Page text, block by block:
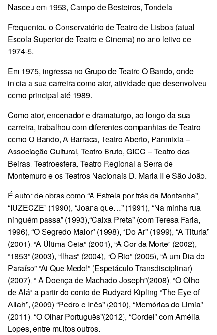
Nasceu em 1953, Campo de Besteiros, Tondela
Frequentou o Conservatório de Teatro de Lisboa (atual
Escola Superior de Teatro e Cinema) no ano letivo de
1974-5.
Em 1975, ingressa no Grupo de Teatro O Bando, onde
inicia a sua carreira como ator, atividade que desenvolveu
como principal até 1989.
Como ator, encenador e dramaturgo, ao longo da sua
carreira, trabalhou com diferentes companhias de Teatro
como O Bando, A Barraca, Teatro Aberto, Panmixia –
Associação Cultural, Teatro Bruto, GICC – Teatro das
Beiras, Teatroesfera, Teatro Regional a Serra de
Montemuro e os Teatros Nacionais D. Maria II e São João.
É autor de obras como “A Estrela por trás da Montanha”,
“IUZECZE” (1990), “Joana que…” (1991), “Na minha rua
ninguém passa” (1993),“Caixa Preta” (com Teresa Faria,
1996), “O Segredo Maior” (1998), “Do Ar” (1999), “A Tituria”
(2001), “A Última Ceia” (2001), “A Cor da Morte” (2002),
“1853” (2003), “Ilhas” (2004), “O Rio” (2005), “A um Dia do
Paraíso” “Ai Que Medo!” (Espetáculo Transdisciplinar)
(2007), “ A Doença de Machado Joseph”(2008), “O Olho
de Alá” a partir do conto de Rudyard Kipling “The Eye of
Allah”, (2009) “Pedro e Inês” (2010), “Memórias do Limia”
(2011), “O Olhar Português”(2012), “Cordel” com Amélia
Lopes, entre muitos outros.